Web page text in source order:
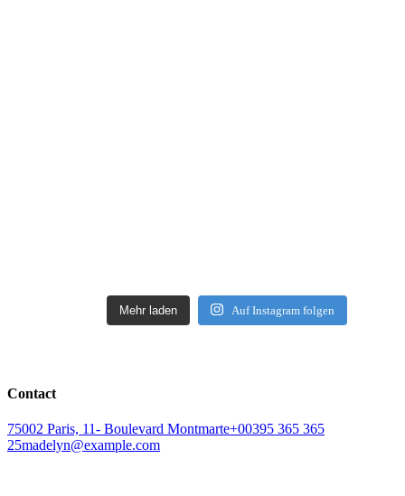
Mehr laden Auf Instagram folgen
Contact
75002 Paris, 11- Boulevard Montmarte+00395 365 365
25madelyn@example.com